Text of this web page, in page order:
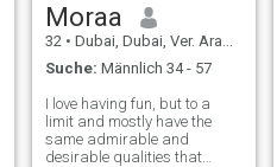
Moraa
32 • Dubai, Dubai, Ver. Arab. Em.
Suche: Männlich 34 - 57
I love having fun, but to a
limit and mostly have the
same admirable and
desirable qualities that